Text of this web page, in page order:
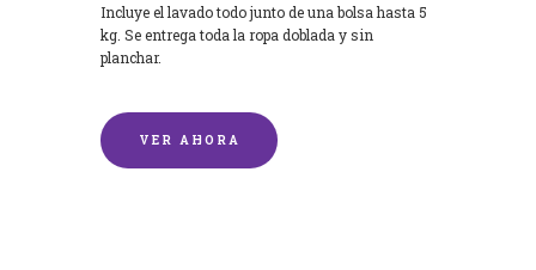
Incluye el lavado todo junto de una bolsa hasta 5
kg. Se entrega toda la ropa doblada y sin
planchar.
VER AHORA